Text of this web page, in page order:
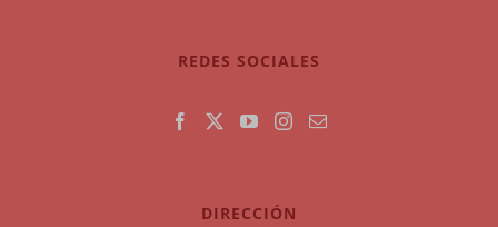
REDES SOCIALES
DIRECCIÓN